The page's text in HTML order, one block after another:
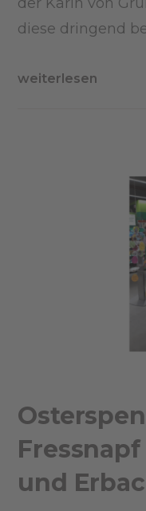
diese dringend
weiterlesen
und